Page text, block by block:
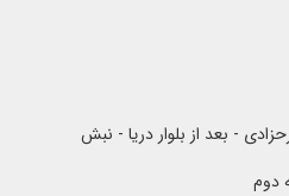
- بعد از بلوار دریا - نبش
دوم